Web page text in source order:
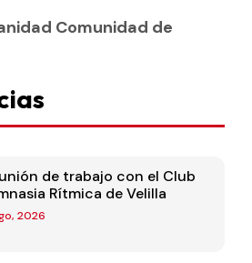
Comunidad de
de trabajo con el Club
Rítmica de Velilla
2026